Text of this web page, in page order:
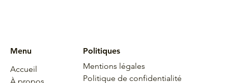
Menu
Accueil
Politiques
Mentions légales
Politique de confidentialité